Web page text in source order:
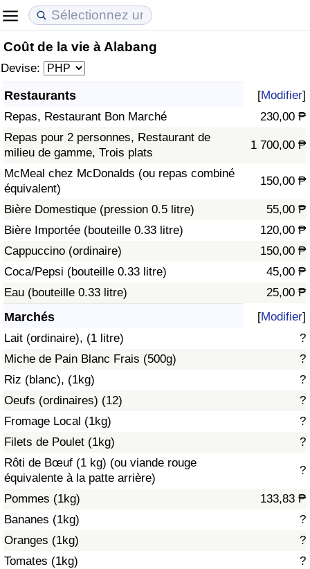
Coût de la vie à Alabang
Devise:
Restaurants [Modifier]
Repas, Restaurant Bon Marché
230,00 ₱
Repas pour 2 personnes, Restaurant de
milieu de gamme, Trois plats
1 700,00 ₱
McMeal chez McDonalds (ou repas combiné
équivalent)
150,00 ₱
Bière Domestique (pression 0.5 litre)
55,00 ₱
Bière Importée (bouteille 0.33 litre)
120,00 ₱
Cappuccino (ordinaire)
150,00 ₱
Coca/Pepsi (bouteille 0.33 litre)
45,00 ₱
Eau (bouteille 0.33 litre)
25,00 ₱
Marchés [Modifier]
Lait (ordinaire), (1 litre)
?
Miche de Pain Blanc Frais (500g)
?
Riz (blanc), (1kg)
?
Oeufs (ordinaires) (12)
?
Fromage Local (1kg)
?
Filets de Poulet (1kg)
?
Rôti de Bœuf (1 kg) (ou viande rouge
équivalente à la patte arrière)
?
Pommes (1kg)
133,83 ₱
Bananes (1kg)
?
Oranges (1kg)
?
Tomates (1kg)
?
Coût de la vie
Indice du Coût de la Vie
Indice du coût de la vie par pays
à Akaba
Prix de l'immobilier
Indice des Prix de l'immobilier
Indice des Prix de l'immobilier par Pays
Qualité de Vie
Indice de Qualité de Vie (Actuel)
Indice de qualité de vie par pays
Criminalité
Indice de Criminalité (Actuel)
Indice de Criminalité
Indice de criminalité par pays
Soins de santé
Indice des soins de santé (Actuel)
Indice des soins de santé
Indice des soins de santé par Pays
Pollution
Indice de pollution